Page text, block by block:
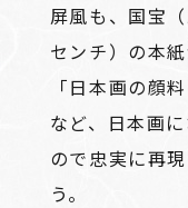
屏風も、国宝
センチ）の本
「日本画の顔
など、日本画
ので忠実に再
う。